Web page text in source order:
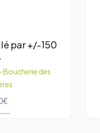
par +/-150
Boucherie des
€